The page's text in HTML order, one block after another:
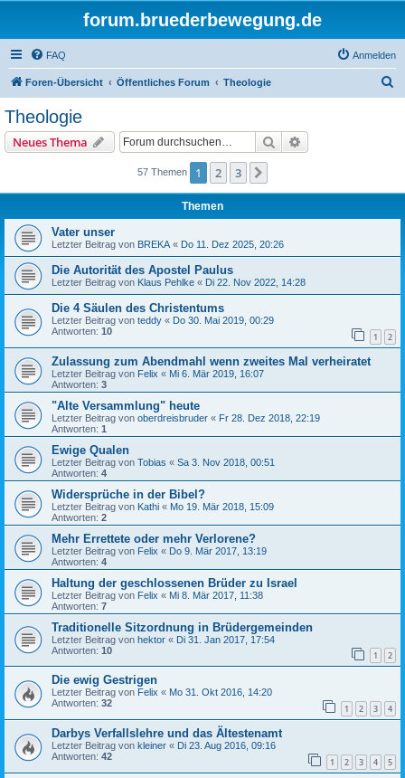
forum.bruederbewegung.de
FAQ Anmelden
Foren-Übersicht Öffentliches Forum Theologie
Theologie
Neues Thema Suche
57 Themen 1 2 3
Themen
Vater unser
Letzter Beitrag von BREKA « Do 11. Dez 2025, 20:26
Die Autorität des Apostel Paulus
Letzter Beitrag von Klaus Pehlke « Di 22. Nov 2022, 14:28
Die 4 Säulen des Christentums
Letzter Beitrag von teddy « Do 30. Mai 2019, 00:29
Antworten: 10 1 2
Zulassung zum Abendmahl wenn zweites Mal verheiratet
Letzter Beitrag von Felix « Mi 6. Mär 2019, 16:07
Antworten: 3
"Alte Versammlung" heute
Letzter Beitrag von oberdreisbruder « Fr 28. Dez 2018, 22:19
Antworten: 1
Ewige Qualen
Letzter Beitrag von Tobias « Sa 3. Nov 2018, 00:51
Antworten: 4
Widersprüche in der Bibel?
Letzter Beitrag von Kathi « Mo 19. Mär 2018, 15:09
Antworten: 2
Mehr Errettete oder mehr Verlorene?
Letzter Beitrag von Felix « Do 9. Mär 2017, 13:19
Antworten: 4
Haltung der geschlossenen Brüder zu Israel
Letzter Beitrag von Felix « Mi 8. Mär 2017, 11:38
Antworten: 7
Traditionelle Sitzordnung in Brüdergemeinden
Letzter Beitrag von hektor « Di 31. Jan 2017, 17:54
Antworten: 10 1 2
Die ewig Gestrigen
Letzter Beitrag von Felix « Mo 31. Okt 2016, 14:20
Antworten: 32 1 2 3 4
Darbys Verfallslehre und das Ältestenamt
Letzter Beitrag von kleiner « Di 23. Aug 2016, 09:16
Antworten: 42 1 2 3 4 5